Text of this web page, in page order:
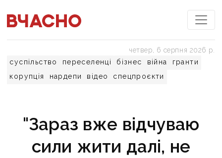
суспільство переселенці бізнес війна
гранти
корупція
нардепи відео спецпроєкти
четвер, 6 серпня 2026 р.
"Зараз вже відчуваю
сили жити далі, не